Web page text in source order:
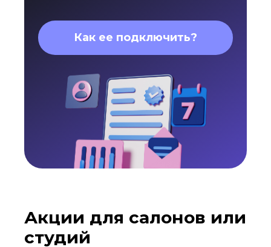
Как ее подключить?
Акции для салонов или
студий